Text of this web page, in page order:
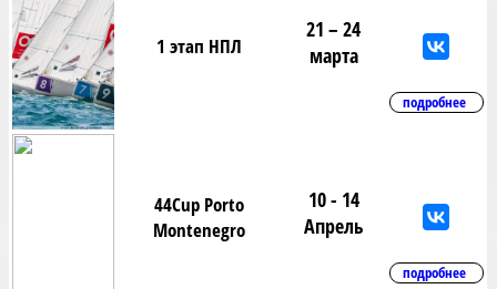
1 этап НПЛ
21 – 24
марта
подробнее
44Cup Porto
Montenegro
10 - 14
Апрель
подробнее